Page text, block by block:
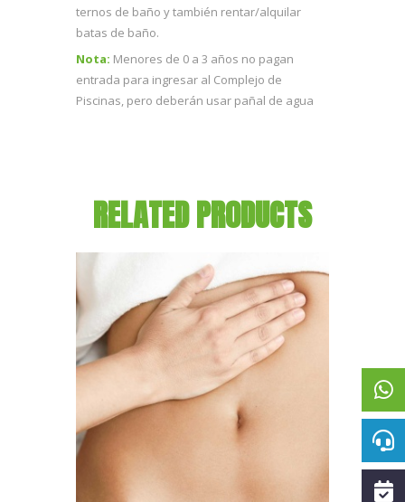
ternos de baño y también rentar/alquilar
batas de baño.
Nota: Menores de 0 a 3 años no pagan
entrada para ingresar al Complejo de
Piscinas, pero deberán usar pañal de agua
RELATED PRODUCTS